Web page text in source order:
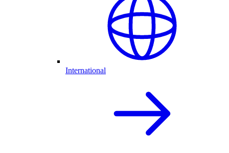
International